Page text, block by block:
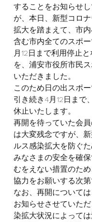
することをお知らせ
が、本日、新型コロ
拡大を踏まえて、市
含む市内全てのスポ
月12日まで利用停止
を、浦安市役所市民
いただきました。
このため日の出スポー
引き続き4月12日まで
休止いたします。
再開を待っていた会
は大変残念ですが、
ルス感染拡大を防ぐ
みなさまの安全を確
むをえない措置のた
協力をお願いする次第
なお、再開について
お知らせさせていた
染拡大状況によって